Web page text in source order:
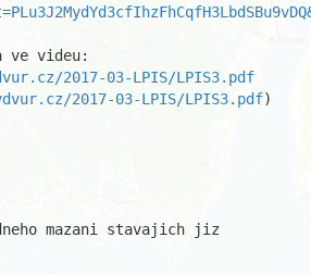
2017-03-LPIS/LPIS3.pdf
2017-03-LPIS/LPIS3.pdf)
mazani stavajich jiz